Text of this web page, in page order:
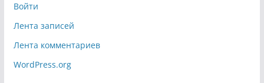
Войти
Лента записей
Лента комментариев
WordPress.org